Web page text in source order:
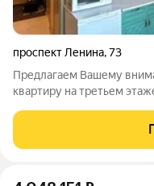
проспект Ленина,73
Предлагаем Вашему
квартиру на третьем
радиаторы отопления на
межкомнатные двери,